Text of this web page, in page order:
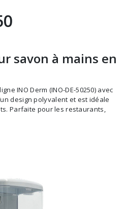
mur
pour vitres/planchers
savon à mains en
design polyvalent et est idéale
Parfaite pour les restaurants,